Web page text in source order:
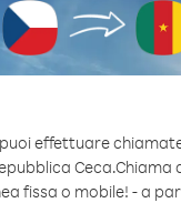
effettuare
Ceca.Chiama
fissa o mobile! - a